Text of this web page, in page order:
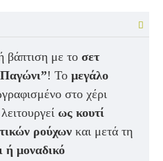
βάπτιση με το σετ
! Το μεγάλο
στο χέρι
ως κουτί
ρούχων και μετά τη
ή μοναδικό